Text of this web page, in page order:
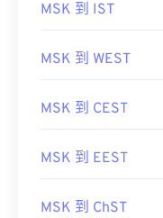
MSK 到 IST
MSK 到 WEST
MSK 到 CEST
MSK 到 EEST
MSK 到 ChST